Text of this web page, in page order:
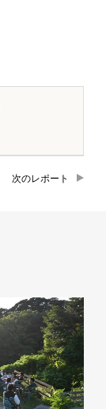
次のレポート